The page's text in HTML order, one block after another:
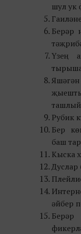
шул ук
Берәр
Үзең
Рубик
Бер
баш
Кыска
Дуслар
әйбер